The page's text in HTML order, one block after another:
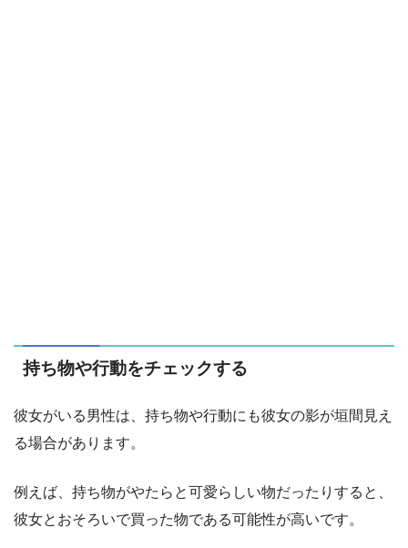
持ち物や行動をチェックする
彼女がいる男性は、持ち物や行動にも彼女の影が垣間見え
る場合があります。
例えば、持ち物がやたらと可愛らしい物だったりすると、
彼女とおそろいで買った物である可能性が高いです。